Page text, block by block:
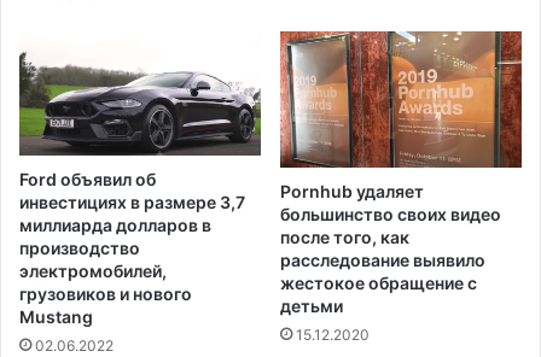
В
а
ш
и
г
т
н
е
д
о
а
м
п
а
п
е
д
н
а
з
Ford объявил об
инвестициях в размере 3,7
миллиарда долларов в
производство
электромобилей,
грузовиков и нового
Mustang
02.06.2022
Pornhub удаляет
большинство своих видео
после того, как
расследование выявило
жестокое обращение с
детьми
15.12.2020